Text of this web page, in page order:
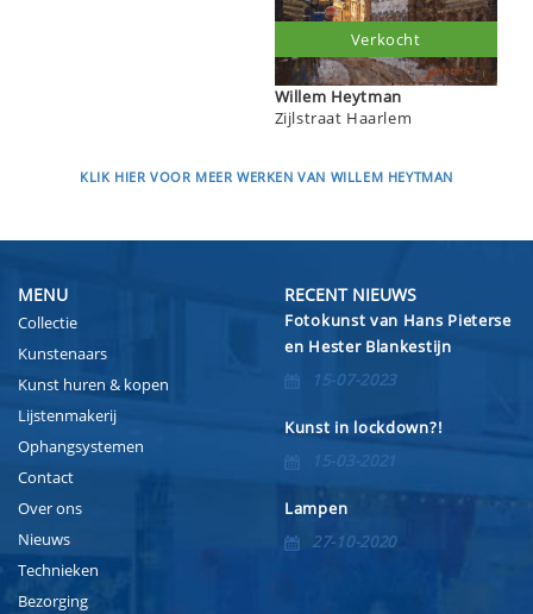
Willem Heytman
Zijlstraat Haarlem
Verkocht
KLIK HIER VOOR MEER WERKEN VAN WILLEM HEYTMAN
MENU
Collectie
Kunstenaars
Kunst huren & kopen
Lijstenmakerij
Ophangsystemen
Contact
Over ons
Nieuws
Technieken
Bezorging
RECENT NIEUWS
Fotokunst van Hans Pieterse
en Hester Blankestijn
15-07-2023
Kunst in lockdown?!
15-03-2021
Lampen
27-10-2020